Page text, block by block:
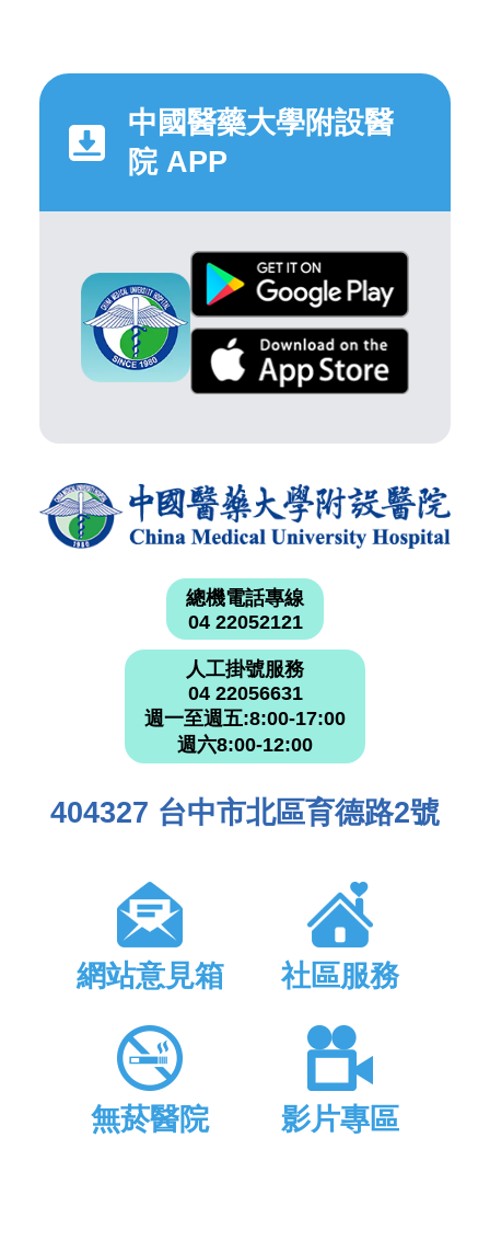
中國醫藥大學附設醫
院 APP
總機電話專線
04 22052121
人工掛號服務
04 22056631
週一至週五:8:00-17:00
週六8:00-12:00
404327 台中市北區育德路2號
網站意見箱 社區服務
無菸醫院 影片專區